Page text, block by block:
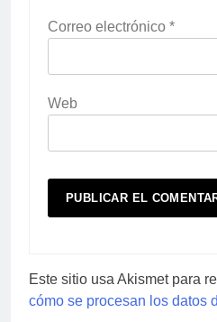
Correo electrónico *
Web
Este sitio usa Akismet para
cómo se procesan los datos